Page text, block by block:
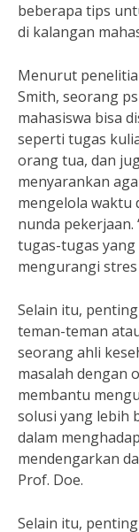
beberapa tips
di kalangan
Menurut
Smith, seorang
mahasiswa bisa
seperti tugas
orang tua, dan
menyarankan
mengelola waktu
nunda
tugas-tugas
mengurangi stres
Selain itu,
teman-teman
seorang ahli
masalah dengan
membantu
solusi yang lebih
dalam
mendengarkan
Prof. Doe.
Selain itu,